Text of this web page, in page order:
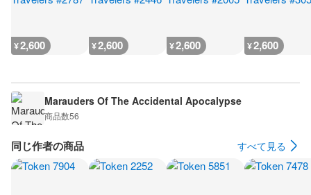
¥2,600 ¥2,600 ¥2,600 ¥2,600
Marauders Of The Accidental Apocalypse
商品数56
同じ作者の商品 すべて見る